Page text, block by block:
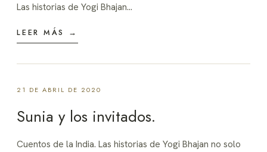
Las historias de Yogi Bhajan…
LEER MÁS →
21 DE ABRIL DE 2020
Sunia y los invitados.
Cuentos de la India. Las historias de Yogi Bhajan no solo